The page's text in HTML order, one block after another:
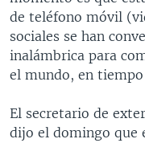
de teléfono móvil
sociales se han
inalámbrica para
el mundo, en
El secretario de
dijo el domingo que